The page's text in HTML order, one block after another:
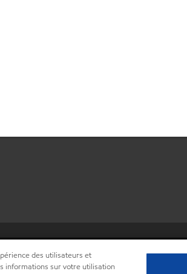
de confidentialité (Ne pas vendre ou partager mes
des utilisateurs et
informations sur votre utilisation